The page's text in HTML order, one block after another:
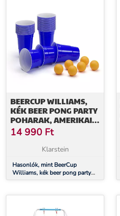
BEERCUP WILLIAMS,
KÉK BEER PONG PARTY
POHARAK, AMERIKAI
EGYETEMEK
STÍLUSÁBAN, 473 ML,
LABDÁCSKÁK ÉS
14 990 Ft
Klarstein
Hasonlók, mint BeerCup
Williams, kék beer pong party
poharak, amerikai egyetemek
és szabályzat